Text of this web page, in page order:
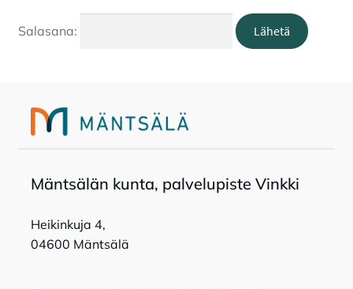
Tapahtumat
Toripaikat
Salasana:
Mänt­sä­län kun­ta, pal­ve­lu­pis­te Vink­ki
Heikinkuja 4,
04600 Mäntsälä